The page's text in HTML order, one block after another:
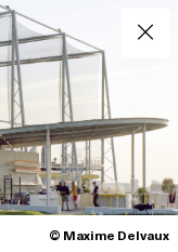
© Maxime Delvaux